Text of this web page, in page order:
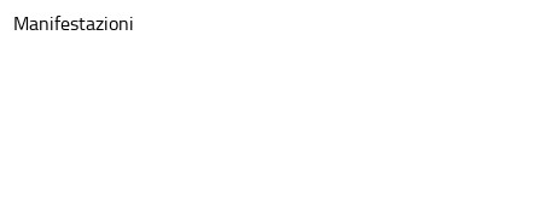
Manifestazioni